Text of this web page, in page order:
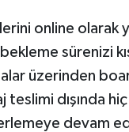
online olarak
sürenizi
üzerinden
teslimi dışında
devam